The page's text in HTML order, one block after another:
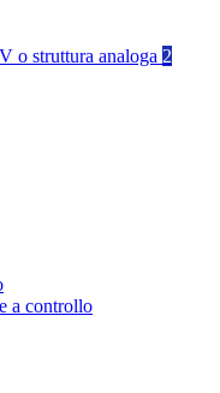
o struttura analoga 2
a controllo